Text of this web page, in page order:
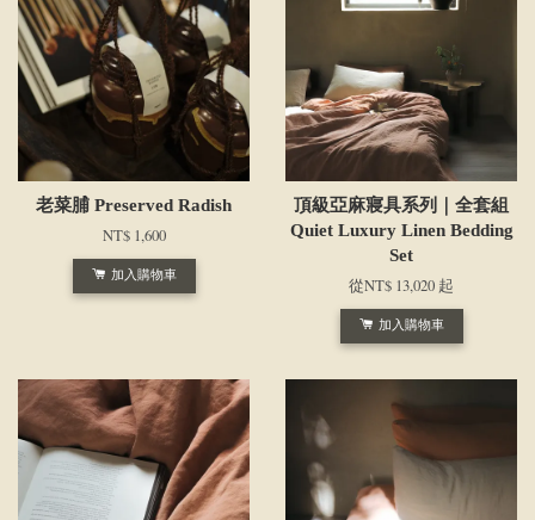
老菜脯 Preserved Radish
NT$ 1,600
加入購物車
頂級亞麻寢具系列｜全套組
Quiet Luxury Linen Bedding
Set
從NT$ 13,020 起
加入購物車